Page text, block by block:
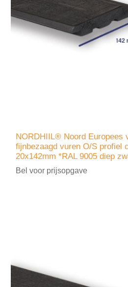
NORDHIIL® Noord Europees
fijnbezaagd vuren O/S profiel
20x142mm *RAL 9005 diep
Bel voor prijsopgave